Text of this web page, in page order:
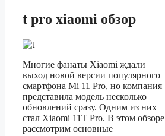
t pro xiaomi обзор
Многие фанаты Xiaomi ждали
выход новой версии популярного
смартфона Mi 11 Pro, но компания
представила модель несколько
обновлений сразу. Одним из них
стал Xiaomi 11T Pro. В этом обзоре
рассмотрим основные